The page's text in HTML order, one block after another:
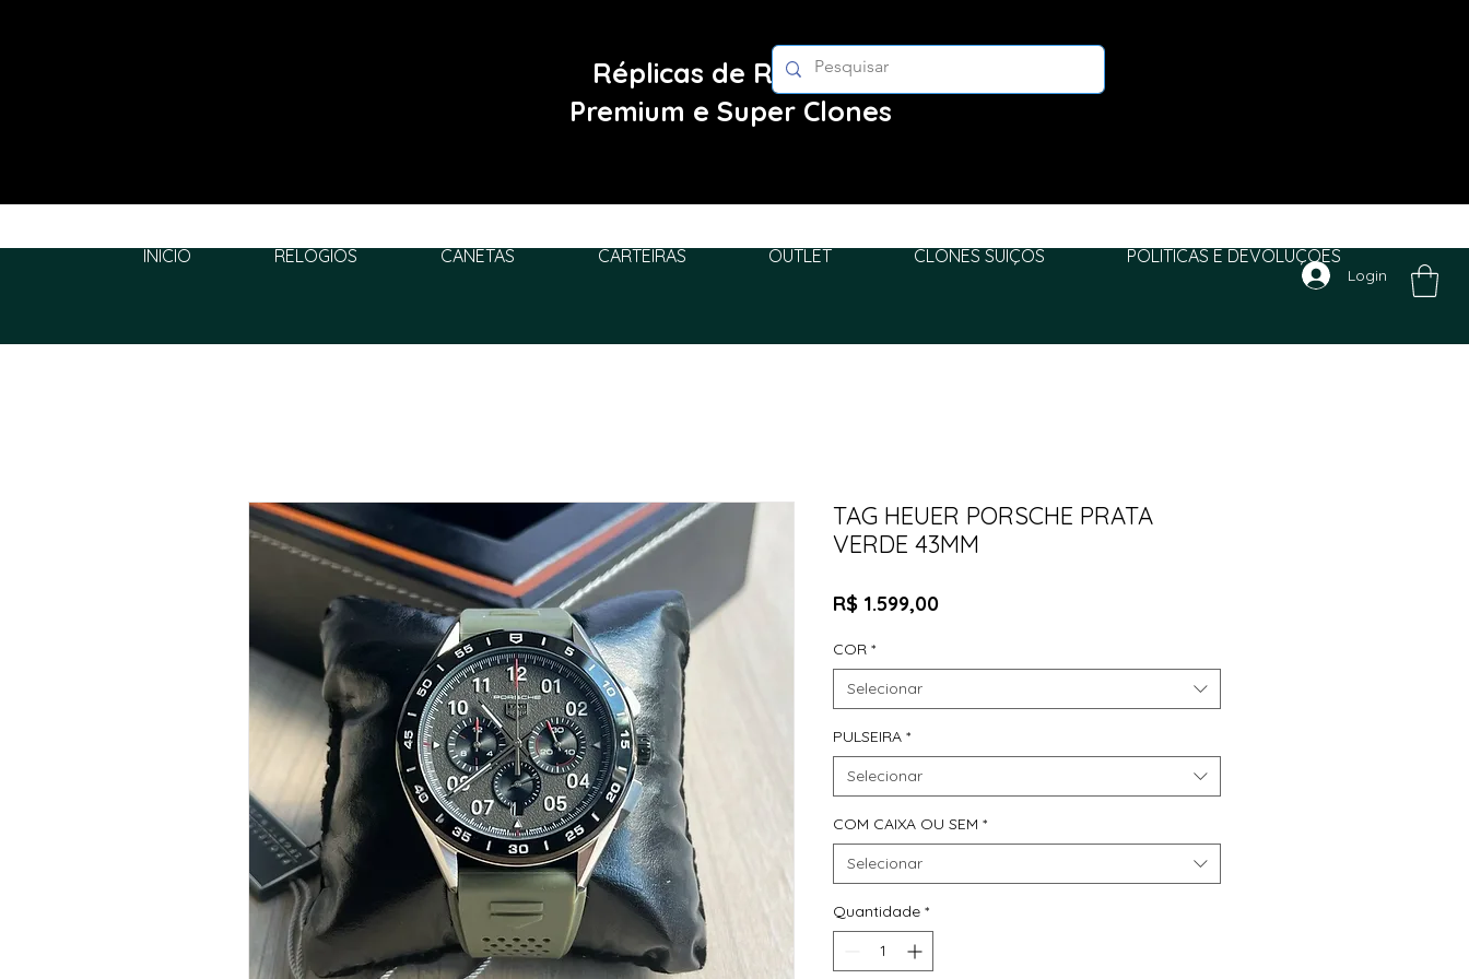
Réplicas de Relógios
Premium e Super Clones
INÍCIO RELÓGIOS CANETAS CARTEIRAS OUTLET CLONES SUIÇOS POLITICAS E DEVOLUÇÕES
Login
TAG HEUER PORSCHE PRATA
VERDE 43MM
R$ 1.599,00Preço
COR *
Selecionar
PULSEIRA *
Selecionar
COM CAIXA OU SEM *
Selecionar
Quantidade *